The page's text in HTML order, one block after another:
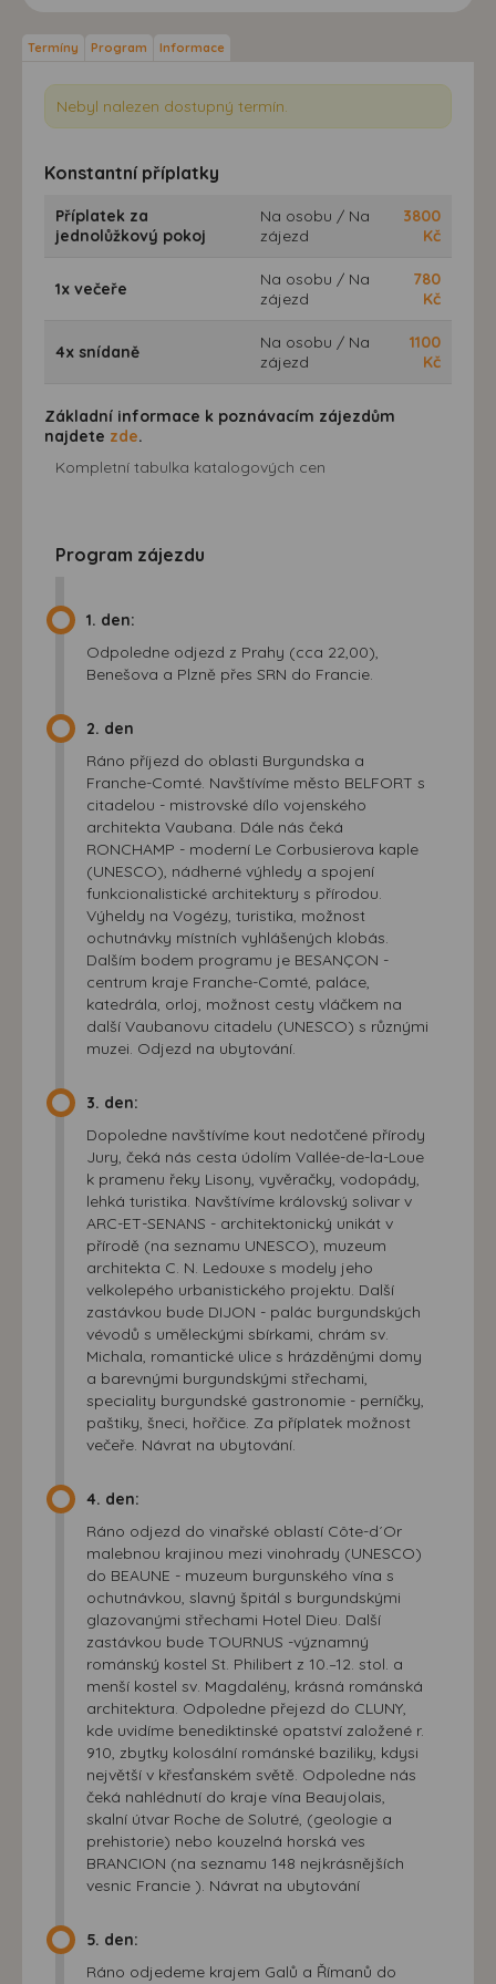
Termíny Program Informace
Nebyl nalezen dostupný termín.
Konstantní příplatky
Příplatek za
jednolůžkový pokoj
Na osobu / Na
zájezd
3800
Kč
1x večeře
Na osobu / Na
zájezd
780
Kč
4x snídaně
Na osobu / Na
zájezd
1100
Kč
Základní informace k poznávacím zájezdům
najdete zde.
Kompletní tabulka katalogových cen
Program zájezdu
1. den:
Odpoledne odjezd z Prahy (cca 22,00),
Benešova a Plzně přes SRN do Francie.
2. den
Ráno příjezd do oblasti Burgundska a
Franche-Comté. Navštívíme město BELFORT s
citadelou - mistrovské dílo vojenského
architekta Vaubana. Dále nás čeká
RONCHAMP - moderní Le Corbusierova kaple
(UNESCO), nádherné výhledy a spojení
funkcionalistické architektury s přírodou.
Výheldy na Vogézy, turistika, možnost
ochutnávky místních vyhlášených klobás.
Dalším bodem programu je BESANÇON -
centrum kraje Franche-Comté, paláce,
katedrála, orloj, možnost cesty vláčkem na
další Vaubanovu citadelu (UNESCO) s různými
muzei. Odjezd na ubytování.
3. den:
Dopoledne navštívíme kout nedotčené přírody
Jury, čeká nás cesta údolím Vallée-de-la-Loue
k pramenu řeky Lisony, vyvěračky, vodopády,
lehká turistika. Navštívíme královský solivar v
ARC-ET-SENANS - architektonický unikát v
přírodě (na seznamu UNESCO), muzeum
architekta C. N. Ledouxe s modely jeho
velkolepého urbanistického projektu. Další
zastávkou bude DIJON - palác burgundských
vévodů s uměleckými sbírkami, chrám sv.
Michala, romantické ulice s hrázděnými domy
a barevnými burgundskými střechami,
speciality burgundské gastronomie - perníčky,
paštiky, šneci, hořčice. Za příplatek možnost
večeře. Návrat na ubytování.
4. den:
Ráno odjezd do vinařské oblastí Côte-d´Or
malebnou krajinou mezi vinohrady (UNESCO)
do BEAUNE - muzeum burgunského vína s
ochutnávkou, slavný špitál s burgundskými
glazovanými střechami Hotel Dieu. Další
zastávkou bude TOURNUS -významný
románský kostel St. Philibert z 10.–12. stol. a
menší kostel sv. Magdalény, krásná románská
architektura. Odpoledne přejezd do CLUNY,
kde uvidíme benediktinské opatství založené r.
910, zbytky kolosální románské baziliky, kdysi
největší v křesťanském světě. Odpoledne nás
čeká nahlédnutí do kraje vína Beaujolais,
skalní útvar Roche de Solutré, (geologie a
prehistorie) nebo kouzelná horská ves
BRANCION (na seznamu 148 nejkrásnějších
vesnic Francie ). Návrat na ubytování
5. den:
Ráno odjedeme krajem Galů a Římanů do